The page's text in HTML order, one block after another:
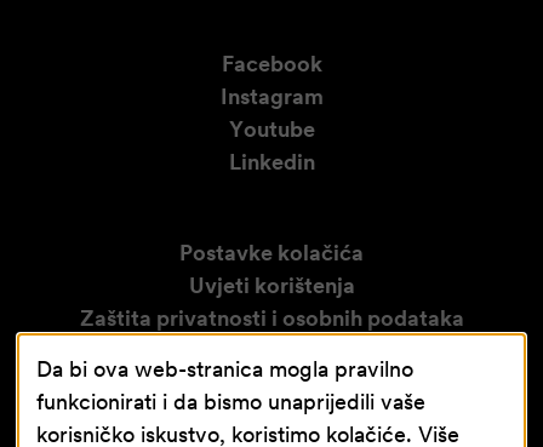
Facebook
Instagram
Youtube
Linkedin
Postavke kolačića
Uvjeti korištenja
Zaštita privatnosti i osobnih podataka
Obavijest o video nadzoru
Da bi ova web-stranica mogla pravilno
funkcionirati i da bismo unaprijedili vaše
korisničko iskustvo, koristimo kolačiće. Više